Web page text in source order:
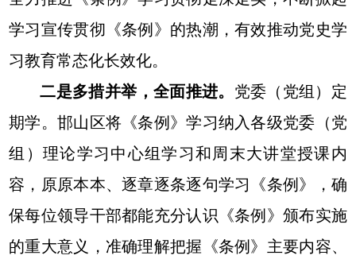
学习宣传贯彻《条例》的热潮，有效推动党史学
习教育常态化长效化。
二是多措并举，全面推进。 党委（党组）定
期学。邯山区将《条例》学习纳入各级党委（党
组）理论学习中心组学习和周末大讲堂授课内
容，原原本本、逐章逐条逐句学习《条例》，确
保每位领导干部都能充分认识《条例》颁布实施
的重大意义，准确理解把握《条例》主要内容、